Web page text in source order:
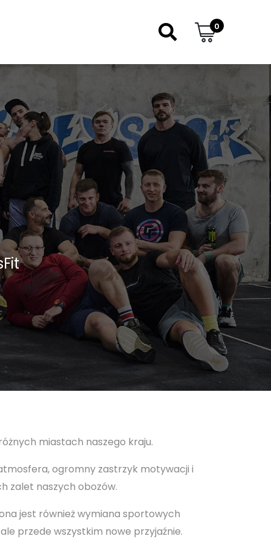
0
miastach naszego kraju.
ogromny zastrzyk motywacji i
zalet naszych obozów.
jest również wymiana sportowych
przede wszystkim nowe przyjaźnie.